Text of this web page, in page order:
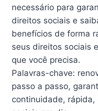
necessário para
direitos sociais e
benefícios de forma
seus direitos sociais
que você precisa.
Palavras-chave:
passo a passo,
continuidade,